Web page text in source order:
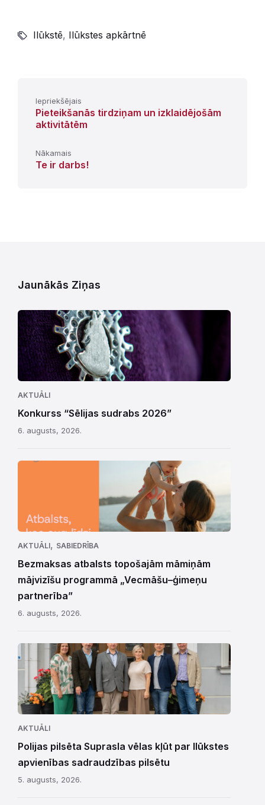
Ilūkstē, Ilūkstes apkārtnē
Iepriekšējais
Pieteikšanās tirdziņam un izklaidējošām
aktivitātēm
Nākamais
Te ir darbs!
Jaunākās Ziņas
AKTUĀLI
Konkurss “Sēlijas sudrabs 2026”
6. augusts, 2026.
AKTUĀLI, SABIEDRĪBA
Bezmaksas atbalsts topošajām māmiņām
mājvizīšu programmā „Vecmāšu–ģimeņu
partnerība”
6. augusts, 2026.
AKTUĀLI
Polijas pilsēta Suprasla vēlas kļūt par Ilūkstes
apvienības sadraudzības pilsētu
5. augusts, 2026.